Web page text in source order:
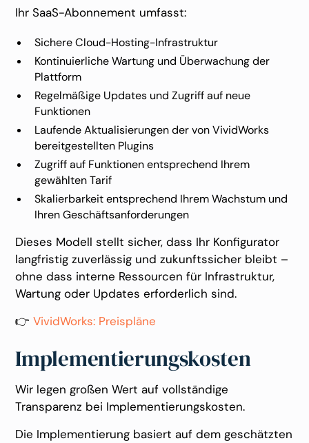
Ihr SaaS-Abonnement umfasst:
Sichere Cloud-Hosting-Infrastruktur
Kontinuierliche Wartung und Überwachung der
Plattform
Regelmäßige Updates und Zugriff auf neue
Funktionen
Laufende Aktualisierungen der von VividWorks
bereitgestellten Plugins
Zugriff auf Funktionen entsprechend Ihrem
gewählten Tarif
Skalierbarkeit entsprechend Ihrem Wachstum und
Ihren Geschäftsanforderungen
Dieses Modell stellt sicher, dass Ihr Konfigurator
langfristig zuverlässig und zukunftssicher bleibt –
ohne dass interne Ressourcen für Infrastruktur,
Wartung oder Updates erforderlich sind.
👉VividWorks: Preispläne
Implementierungskosten
Wir legen großen Wert auf vollständige
Transparenz bei Implementierungskosten.
Die Implementierung basiert auf dem geschätzten